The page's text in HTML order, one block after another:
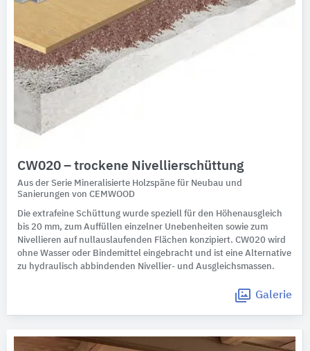
CW020 – trockene Nivellierschüttung
Aus der Serie Mineralisierte Holzspäne für Neubau und
Sanierungen von CEMWOOD
Die extrafeine Schüttung wurde speziell für den Höhenausgleich
bis 20 mm, zum Auffüllen einzelner Unebenheiten sowie zum
Nivellieren auf nullauslaufenden Flächen konzipiert. CW020 wird
ohne Wasser oder Bindemittel eingebracht und ist eine Alternative
zu hydraulisch abbindenden Nivellier- und Ausgleichsmassen.
Galerie